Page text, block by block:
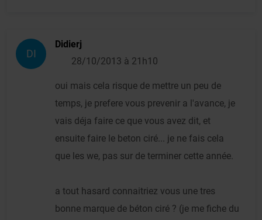
DI
Didierj
28/10/2013 à 21h10
oui mais cela risque de mettre un peu de
temps, je prefere vous prevenir a l'avance, je
vais déja faire ce que vous avez dit, et
ensuite faire le beton ciré... je ne fais cela
que les we, pas sur de terminer cette année.
a tout hasard connaitriez vous une tres
bonne marque de béton ciré ? (je me fiche du